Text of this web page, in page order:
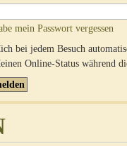
mein Passwort vergessen
bei jedem Besuch
Online-Status während